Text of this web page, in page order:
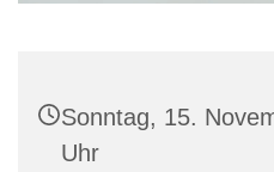
Sonntag, 15.
Uhr